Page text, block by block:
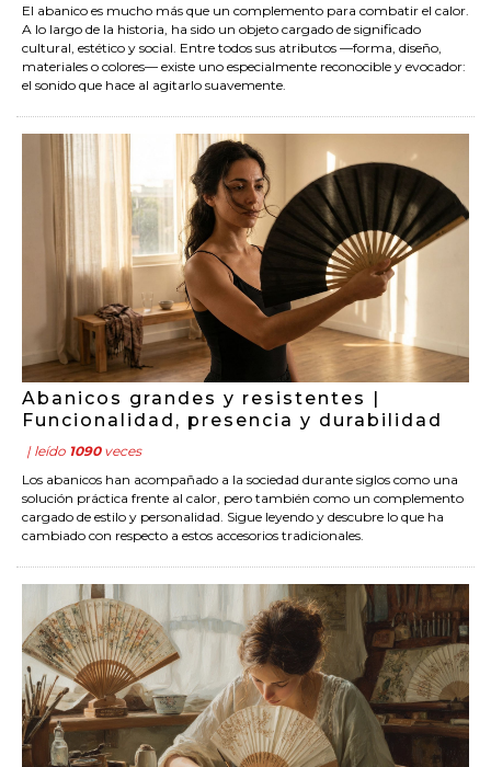
El abanico es mucho más que un complemento para combatir el calor.
A lo largo de la historia, ha sido un objeto cargado de significado
cultural, estético y social. Entre todos sus atributos —forma, diseño,
materiales o colores— existe uno especialmente reconocible y evocador:
el sonido que hace al agitarlo suavemente.
Abanicos grandes y resistentes |
Funcionalidad, presencia y durabilidad
| leído 1090veces
Los abanicos han acompañado a la sociedad durante siglos como una
solución práctica frente al calor, pero también como un complemento
cargado de estilo y personalidad. Sigue leyendo y descubre lo que ha
cambiado con respecto a estos accesorios tradicionales.